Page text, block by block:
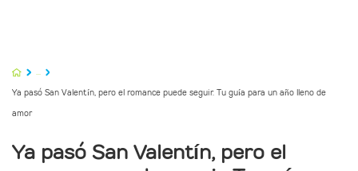
...
Ya pasó San Valentín, pero el romance puede seguir. Tu guía para un año lleno de
amor
Ya pasó San Valentín, pero el